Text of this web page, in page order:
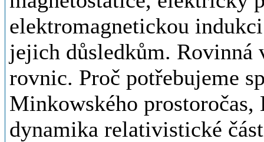
elektromagnetickou
jejich důsledkům.
rovnic. Proč potřebujeme
Minkowského
dynamika relativistické